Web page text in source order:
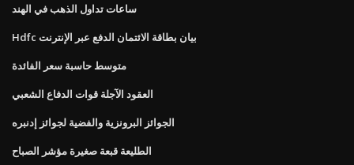
ساعات تداول الذهب في الهند
Hdfc بيان بطاقة الائتمان الدفع عبر الإنترنت
متوسط ​​حاسبة سعر الفائدة
العقود الآجلة قوات الدفاع الشعبي
الجوائز البرونزية والفضية لجوائز إدنبره
الطليعة قبعة صغيرة مؤشر الصباح